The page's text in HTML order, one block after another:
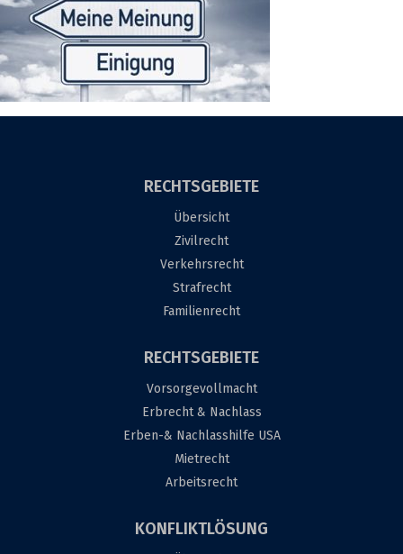
RECHTSGEBIETE
Übersicht
Zivilrecht
Verkehrsrecht
Strafrecht
Familienrecht
RECHTSGEBIETE
Vorsorgevollmacht
Erbrecht & Nachlass
Erben-& Nachlasshilfe USA
Mietrecht
Arbeitsrecht
KONFLIKTLÖSUNG